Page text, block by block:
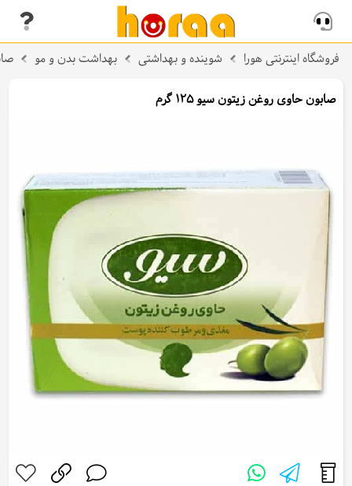
فروشگاه اینترنتی هورا شوینده و بهداشتی بهداشت بدن و مو
صابون حاوی روغن زیتون سیو 125 گرم